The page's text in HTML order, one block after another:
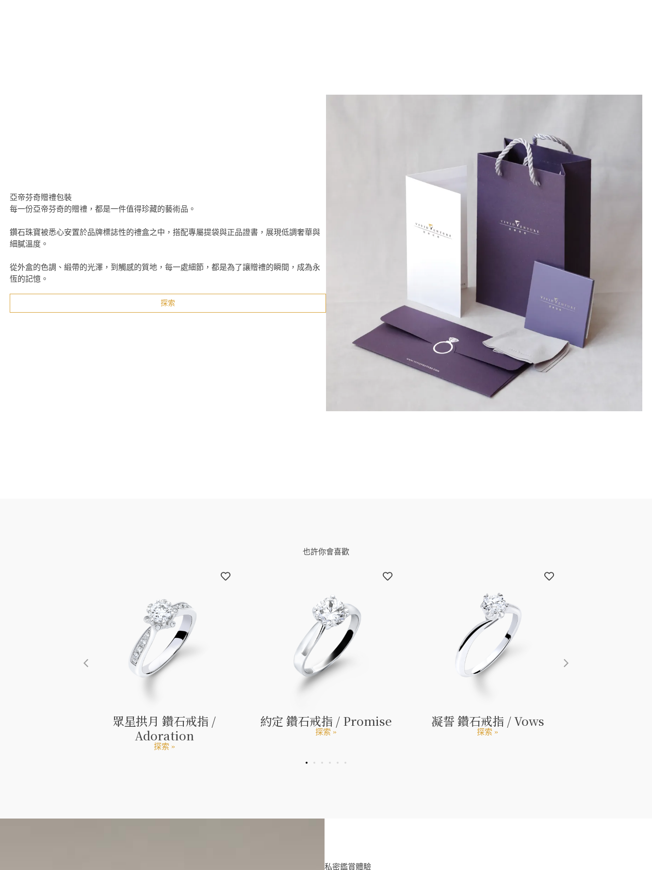
亞帝芬奇贈禮包裝
每一份亞帝芬奇的贈禮，都是一件值得珍藏的藝術品。
鑽石珠寶被悉心安置於品牌標誌性的禮盒之中，搭配專屬提袋與正品證書，展現低調奢華與
細膩溫度。
從外盒的色調、緞帶的光澤，到觸感的質地，每一處細節，都是為了讓贈禮的瞬間，成為永
恆的記憶。
探索
也許你會喜歡
眾星拱月 鑽石戒指 /
Adoration
探索 »
約定 鑽石戒指 / Promise
探索 »
凝誓 鑽石戒指 / Vows
探索 »
私密鑑賞體驗